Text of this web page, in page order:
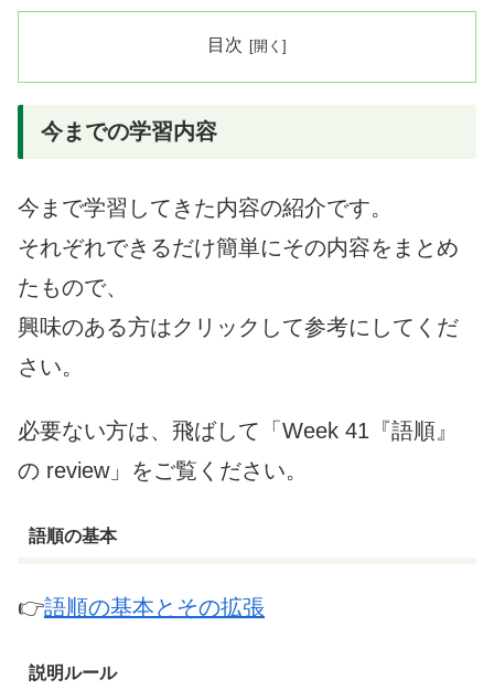
目次
今までの学習内容
今まで学習してきた内容の紹介です。
それぞれできるだけ簡単にその内容をまとめ
たもので、
興味のある方はクリックして参考にしてくだ
さい。
必要ない方は、飛ばして「Week 41『語順』
の review」をご覧ください。
語順の基本
👉語順の基本とその拡張
説明ルール